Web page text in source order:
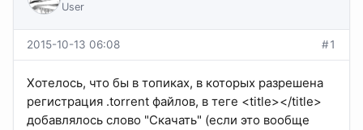
User
2015-10-13 06:08 #1
Хотелось, что бы в топиках, в которых разрешена
регистрация .torrent файлов, в теге <title></title>
добавлялось слово "Скачать" (если это вообще